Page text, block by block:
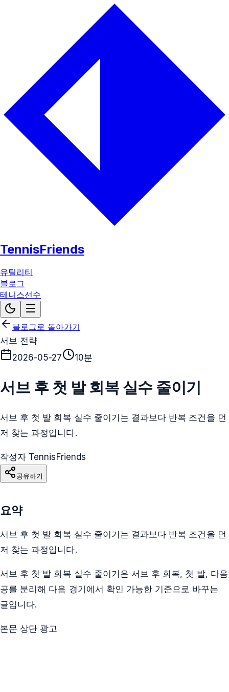
TennisFriends
유틸리티
블로그
테니스선수
블로그로 돌아가기
서브 전략
2026-05-27
10분
서브 후 첫 발 회복 실수 줄이기
서브 후 첫 발 회복 실수 줄이기는 결과보다 반복 조건을 먼
저 찾는 과정입니다.
작성자 TennisFriends
공유하기
요약
서브 후 첫 발 회복 실수 줄이기는 결과보다 반복 조건을 먼
저 찾는 과정입니다.
서브 후 첫 발 회복 실수 줄이기은 서브 후 회복, 첫 발, 다음
공를 분리해 다음 경기에서 확인 가능한 기준으로 바꾸는
글입니다.
본문 상단 광고